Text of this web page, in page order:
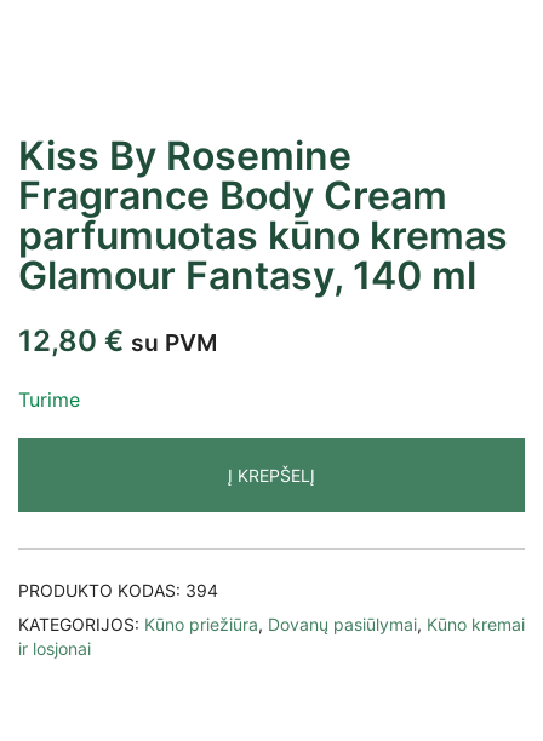
Kiss By Rosemine
Fragrance Body Cream
parfumuotas kūno kremas
Glamour Fantasy, 140 ml
12,80 € su PVM
Turime
Į KREPŠELĮ
PRODUKTO KODAS: 394
KATEGORIJOS: Kūno priežiūra, Dovanų pasiūlymai, Kūno kremai
ir losjonai